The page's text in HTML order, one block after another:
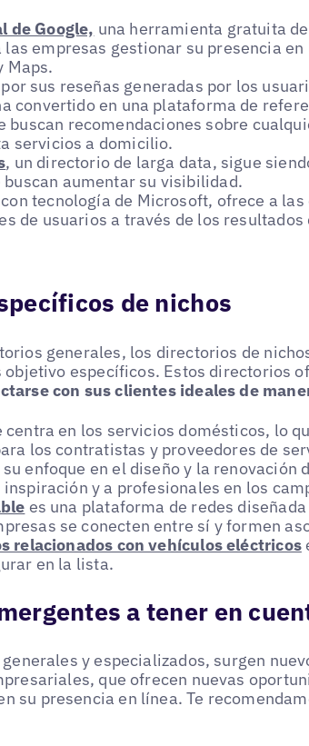
de Google, una herramienta gratuita
empresas gestionar su presencia en
Maps.
sus reseñas generadas por los
convertido en una plataforma de
buscan recomendaciones sobre
servicios a domicilio.
, un directorio de larga data, sigue
buscan aumentar su visibilidad.
tecnología de Microsoft, ofrece a
de usuarios a través de los resultados
de nichos
generales, los directorios de
específicos. Estos directorios
con sus clientes ideales de
centra en los servicios domésticos, lo
los contratistas y proveedores de
enfoque en el diseño y la renovación
y a profesionales en los
es una plataforma de redes
se conecten entre sí y formen
relacionados con vehículos eléctricos
en la lista.
a tener en
y especializados, surgen
que ofrecen nuevas
su presencia en línea. Te